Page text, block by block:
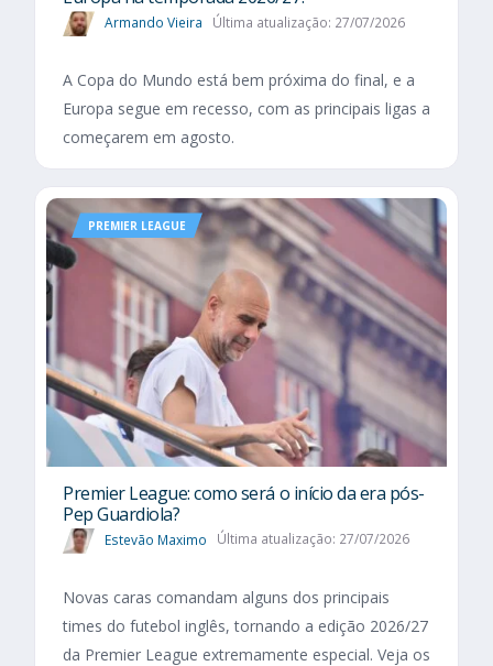
Armando Vieira Última atualização: 27/07/2026
A Copa do Mundo está bem próxima do final, e a
Europa segue em recesso, com as principais ligas a
começarem em agosto.
PREMIER LEAGUE
Premier League: como será o início da era pós-
Pep Guardiola?
Estevão Maximo Última atualização: 27/07/2026
Novas caras comandam alguns dos principais
times do futebol inglês, tornando a edição 2026/27
da Premier League extremamente especial. Veja os